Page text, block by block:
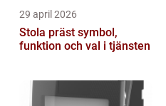
29 april 2026
Stola präst symbol,
funktion och val i tjänsten